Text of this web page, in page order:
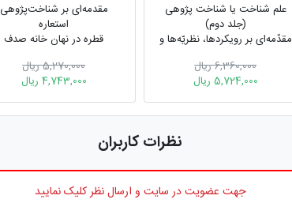
علم شناخت یا شناخت پژوهی
(جلد دوم)
مقدّمه‌ای بر رویکردها، نظريّه‌ها و
6,360,000 ریال
5,724,000 ریال
مقدمه‌ای بر شناخت‌پژوهی
استعاره
قطره در نهان خانه صدف
5,270,000 ریال
4,743,000 ریال
نظرات کاربران
جهت عضویت در سایت و ارسال نظر کلیک نمایید